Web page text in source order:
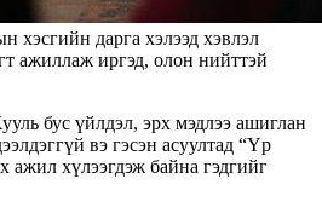
хэсгийн дарга хэлээд хэвлэл
ажиллаж иргэд, олон нийттэй
бус үйлдэл, эрх мэдлээ ашиглан
вэ гэсэн асуултад “Үр
ажил хүлээгдэж байна гэдгийг